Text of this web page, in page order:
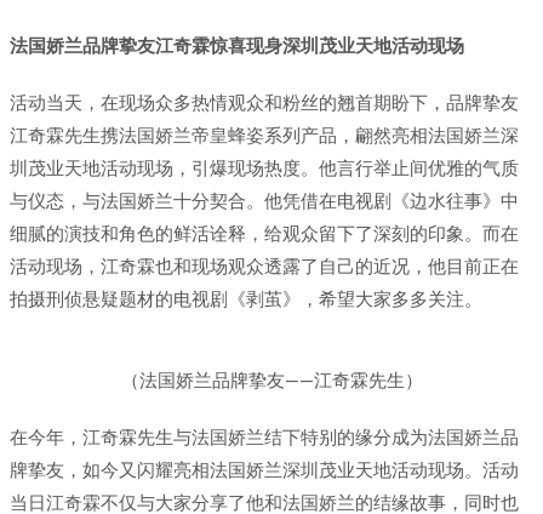
法国娇兰品牌挚友江奇霖惊喜现身深圳茂业天地活动现场
活动当天，在现场众多热情观众和粉丝的翘首期盼下，品牌挚友
江奇霖先生携法国娇兰帝皇蜂姿系列产品，翩然亮相法国娇兰深
圳茂业天地活动现场，引爆现场热度。他言行举止间优雅的气质
与仪态，与法国娇兰十分契合。他凭借在电视剧《边水往事》中
细腻的演技和角色的鲜活诠释，给观众留下了深刻的印象。而在
活动现场，江奇霖也和现场观众透露了自己的近况，他目前正在
拍摄刑侦悬疑题材的电视剧《剥茧》，希望大家多多关注。
（法国娇兰品牌挚友——江奇霖先生）
在今年，江奇霖先生与法国娇兰结下特别的缘分成为法国娇兰品
牌挚友，如今又闪耀亮相法国娇兰深圳茂业天地活动现场。活动
当日江奇霖不仅与大家分享了他和法国娇兰的结缘故事，同时也